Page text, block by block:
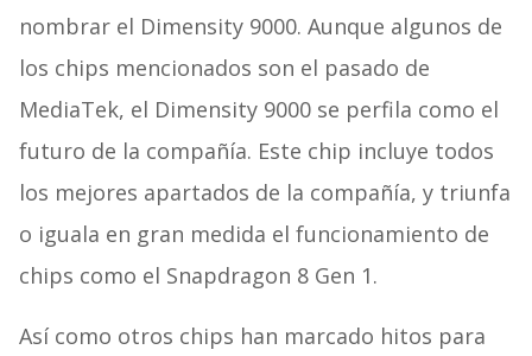
nombrar el Dimensity 9000. Aunque algunos de
los chips mencionados son el pasado de
MediaTek, el Dimensity 9000 se perfila como el
futuro de la compañía. Este chip incluye todos
los mejores apartados de la compañía, y triunfa
o iguala en gran medida el funcionamiento de
chips como el Snapdragon 8 Gen 1.
Así como otros chips han marcado hitos para